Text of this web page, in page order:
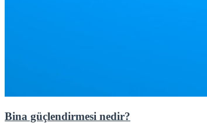
Bina güçlendirmesi nedir?